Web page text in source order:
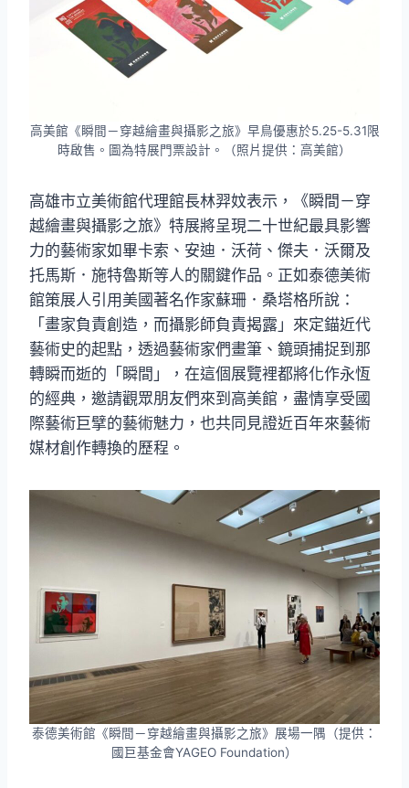
高美館《瞬間－穿越繪畫與攝影之旅》早鳥優惠於5.25-5.31限
時啟售。圖為特展門票設計。（照片提供：高美館）
高雄市立美術館代理館長林羿妏表示，《瞬間－穿
越繪畫與攝影之旅》特展將呈現二十世紀最具影響
力的藝術家如畢卡索、安迪．沃荷、傑夫．沃爾及
托馬斯．施特魯斯等人的關鍵作品。正如泰德美術
館策展人引用美國著名作家蘇珊．桑塔格所說：
「畫家負責創造，而攝影師負責揭露」來定錨近代
藝術史的起點，透過藝術家們畫筆、鏡頭捕捉到那
轉瞬而逝的「瞬間」，在這個展覽裡都將化作永恆
的經典，邀請觀眾朋友們來到高美館，盡情享受國
際藝術巨擘的藝術魅力，也共同見證近百年來藝術
媒材創作轉換的歷程。
泰德美術館《瞬間－穿越繪畫與攝影之旅》展場一隅（提供：
國巨基金會YAGEO Foundation）